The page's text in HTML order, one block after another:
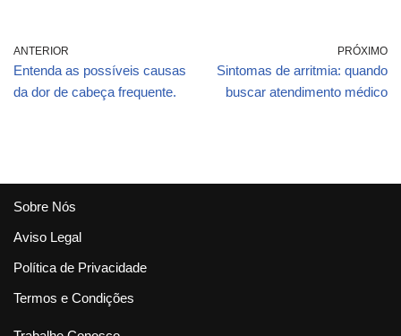
ANTERIOR
Entenda as possíveis causas
da dor de cabeça frequente.
PRÓXIMO
Sintomas de arritmia: quando
buscar atendimento médico
Sobre Nós
Aviso Legal
Política de Privacidade
Termos e Condições